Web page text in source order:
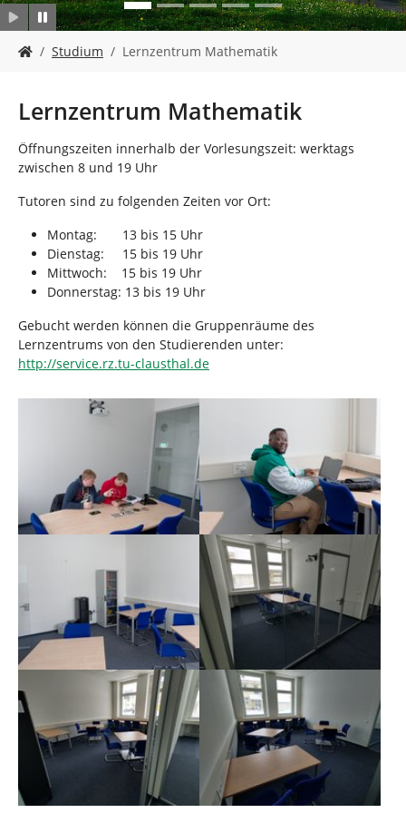
i
i
d
h
e
Studium Lernzentrum Mathematik
Lernzentrum Mathematik
Öffnungszeiten innerhalb der Vorlesungszeit: werktags
zwischen 8 und 19 Uhr
Tutoren sind zu folgenden Zeiten vor Ort:
Montag: 13 bis 15 Uhr
Dienstag: 15 bis 19 Uhr
Mittwoch: 15 bis 19 Uhr
Donnerstag: 13 bis 19 Uhr
Gebucht werden können die Gruppenräume des
Lernzentrums von den Studierenden unter:
http://service.rz.tu-clausthal.de
Show larger version Show larger version
Show larger version
Show larger version Show larger version